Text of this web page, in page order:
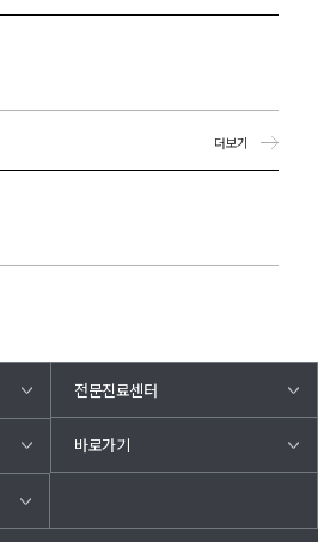
더보기
전문진료센터
바로가기